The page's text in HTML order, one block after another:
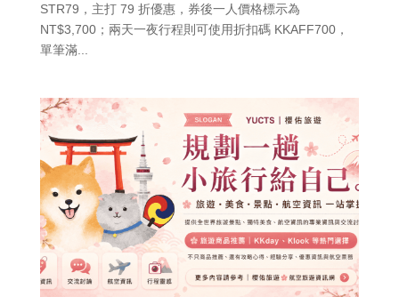
STR79，主打 79 折優惠，券後一人價格標示為
NT$3,700；兩天一夜行程則可使用折扣碼 KKAFF700，
單筆滿...